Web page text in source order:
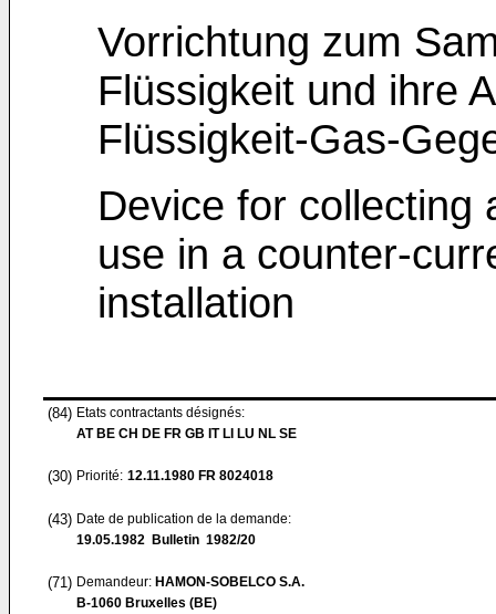
Vorrichtung zum
Flüssigkeit und ihre
Flüssigkeit-Gas-
Device for collecting
use in a counter-
installation
(84) Etats contractants désignés:
AT BE CH DE FR GB IT LI LU NL SE
(30) Priorité: 12.11.1980 FR 8024018
(43) Date de publication de la demande:
19.05.1982 Bulletin 1982/20
(71) Demandeur: HAMON-SOBELCO S.A.
B-1060 Bruxelles (BE)